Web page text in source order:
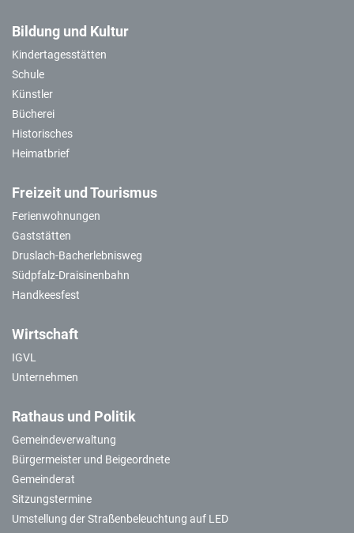
Bildung und Kultur
Kindertagesstätten
Schule
Künstler
Bücherei
Historisches
Heimatbrief
Freizeit und Tourismus
Ferienwohnungen
Gaststätten
Druslach-Bacherlebnisweg
Südpfalz-Draisinenbahn
Handkeesfest
Wirtschaft
IGVL
Unternehmen
Rathaus und Politik
Gemeindeverwaltung
Bürgermeister und Beigeordnete
Gemeinderat
Sitzungstermine
Umstellung der Straßenbeleuchtung auf LED